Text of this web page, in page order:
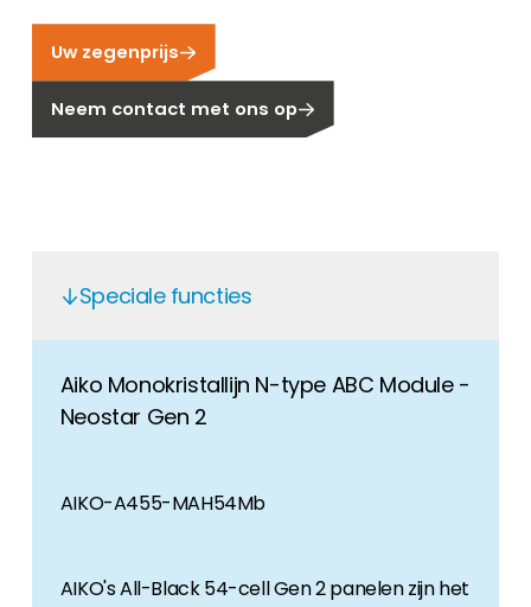
Carrière
Ben je op zoek naar een baan in de
hernieuwbare energiesector? Dan ben je hier
aan het juiste adres!
Uw zegenprijs
Neem contact met ons op
Speciale functies
Aiko Monokristallijn N-type ABC Module -
Neostar Gen 2
AIKO-A455-MAH54Mb
AIKO's All-Black 54-cell Gen 2 panelen zijn het